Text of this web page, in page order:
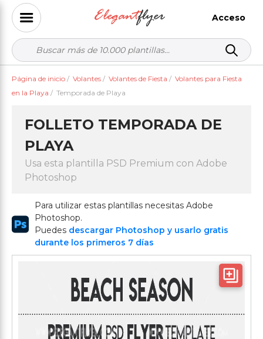
Acceso
Página de inicio / Volantes / Volantes de Fiesta / Volantes para Fiesta
en la Playa / Temporada de Playa
FOLLETO TEMPORADA DE
PLAYA
Usa esta plantilla PSD Premium con Adobe
Photoshop
Para utilizar estas plantillas necesitas Adobe
Photoshop.
Puedes descargar Photoshop y usarlo gratis
durante los primeros 7 días